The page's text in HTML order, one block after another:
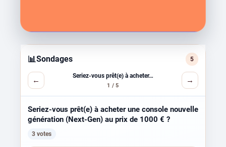
📊Sondages 5
←
Seriez-vous prêt(e) à acheter…
1 / 5
→
Seriez-vous prêt(e) à acheter une console nouvelle
génération (Next-Gen) au prix de 1000 € ?
3 votes